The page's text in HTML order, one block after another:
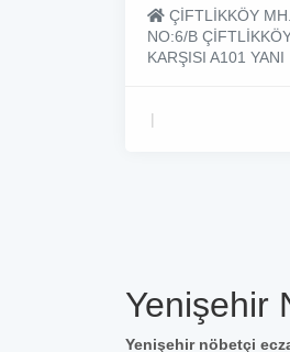
ÇİFTLİKKÖY
NO:6/B
KARŞISI A101 YANI
Yenişehir
Yenişehir nöbetçi